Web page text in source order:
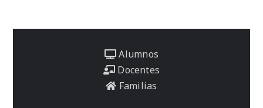
Alumnos
Docentes
Familias